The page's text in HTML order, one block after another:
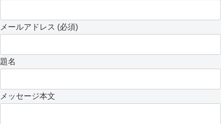
メールアドレス (必須)
題名
メッセージ本文